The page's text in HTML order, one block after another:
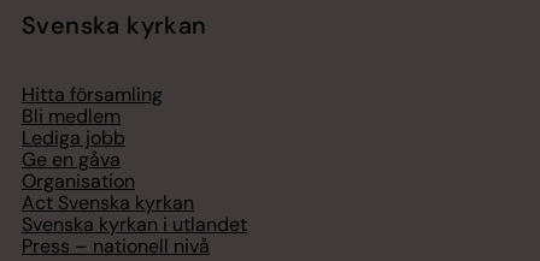
Svenska kyrkan
Hitta församling
Bli medlem
Lediga jobb
Ge en gåva
Organisation
Act Svenska kyrkan
Svenska kyrkan i utlandet
Press – nationell nivå